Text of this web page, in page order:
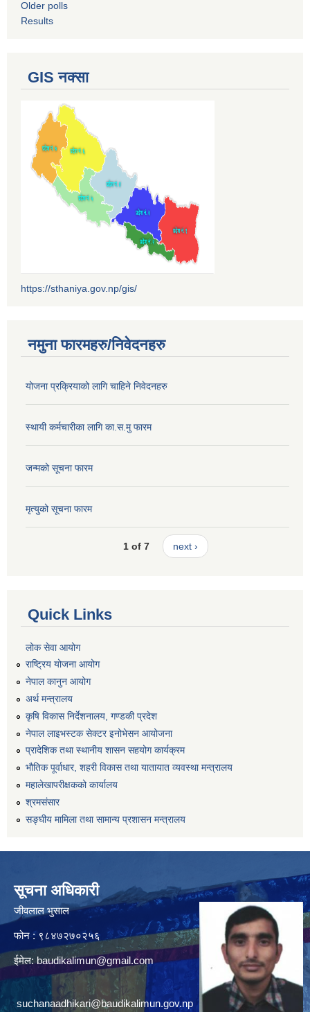
Older polls
Results
GIS नक्सा
https://sthaniya.gov.np/gis/
नमुना फारमहरु/निवेदनहरु
योजना प्रक्रियाको लागि चाहिने निवेदनहरु
स्थायी कर्मचारीका लागि का.स.मु फारम
जन्मको सूचना फारम
मृत्युको सूचना फारम
1 of 7 next ›
Quick Links
लोक सेवा आयोग
राष्ट्रिय योजना आयोग
नेपाल कानुन आयोग
अर्थ मन्त्रालय
कृषि विकास निर्देशनालय, गण्डकी प्रदेश
नेपाल लाइभस्टक सेक्टर इनोभेसन आयोजना
प्रादेशिक तथा स्थानीय शासन सहयोग कार्यक्रम
भौतिक पूर्वाधार, शहरी विकास तथा यातायात व्यवस्था मन्त्रालय
महालेखापरीक्षकको कार्यालय
श्रमसंसार
सङ्घीय मामिला तथा सामान्य प्रशासन मन्त्रालय
सूचना अधिकारी
जीवलाल भुसाल
फोन : ९८४७२७०२५६
ईमेल: baudikalimun@gmail.com
suchanaadhikari@baudikalimun.gov.np